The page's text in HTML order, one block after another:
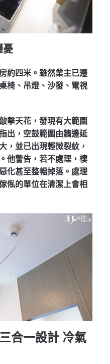
憂
約四米。雖然業主已遷
椅、吊燈、沙發、電視
擊天花，發現有大範圍
出，空鼓範圍由牆邊延
，並已出現輕微裂紋，
他警告，若不處理，樓
化甚至整幅掉落。處理
俬的單位在清潔上會相
合一設計 冷氣